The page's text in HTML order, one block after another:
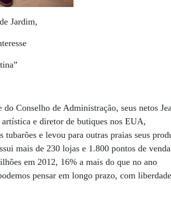
Jardim,
Conselho de Administração, seus netos
e diretor de butiques nos EUA,
e levou para outras praias seus
mais de 230 lojas e 1.800 pontos de venda
em 2012, 16% a mais do que no ano
pensar em longo prazo, com